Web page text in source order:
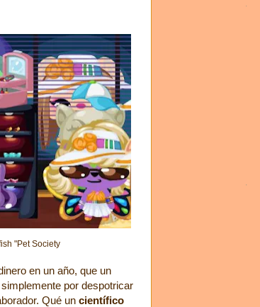
"Pet Society
en un año, que un
por despotricar
Qué un científico